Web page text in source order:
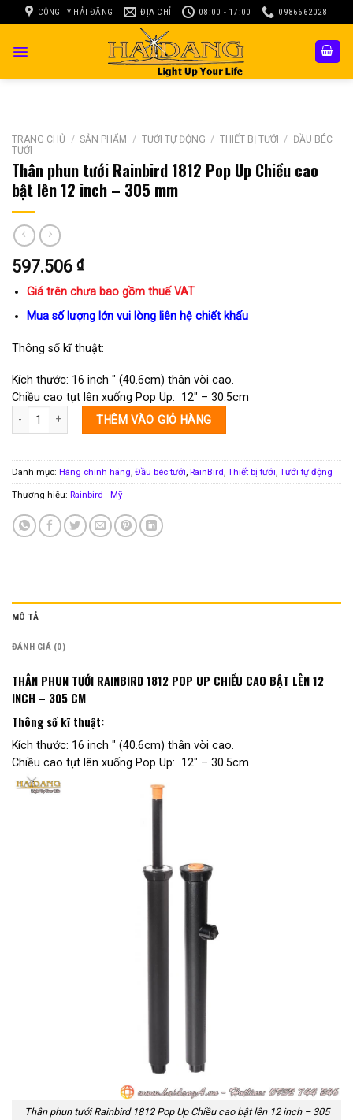
to
CÔNG TY HẢI ĐĂNG ĐỊA CHỈ 08:00 - 17:00 0986662028
TRANG CHỦ / SẢN PHẨM / TƯỚI TỰ ĐỘNG / THIẾT BỊ TƯỚI / ĐẦU BÉC
TƯỚI
Thân phun tưới Rainbird 1812 Pop Up Chiều cao
bật lên 12 inch – 305 mm
597.506 ₫
Giá trên chưa bao gồm thuế VAT
Mua số lượng lớn vui lòng liên hệ chiết khấu
Thông số kĩ thuật:
Kích thước: 16 inch ″ (40.6cm) thân vòi cao.
Chiều cao tụt lên xuống Pop Up: 12″ – 30.5cm
Thân phun tưới Rainbird 1812 Pop Up Chiều cao bật lên 12 inch – 305 mm
THÊM VÀO GIỎ HÀNG
Danh mục: Hàng chính hãng Đầu béc tưới RainBird Thiết bị tưới Tưới tự động
Thương hiệu: Rainbird - Mỹ
MÔ TẢ
ĐÁNH GIÁ (0)
THÂN PHUN TƯỚI RAINBIRD 1812 POP UP CHIỀU CAO BẬT LÊN 12
INCH – 305 CM
Thông số kĩ thuật:
Kích thước: 16 inch ″ (40.6cm) thân vòi cao.
Chiều cao tụt lên xuống Pop Up: 12″ – 30.5cm
Thân phun tưới Rainbird 1812 Pop Up Chiều cao bật lên 12 inch – 305